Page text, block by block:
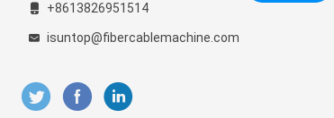
+8613826951514
isuntop@fibercablemachine.com